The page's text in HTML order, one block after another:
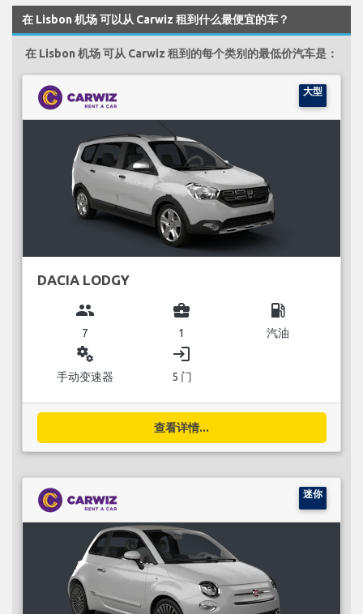
在 Lisbon 机场 可以从 Carwiz 租到什么最便宜的车？
在 Lisbon 机场 可从 Carwiz 租到的每个类别的最低价汽车是：
大型
DACIA LODGY
group
7
business_center
1
local_gas_station
汽油
miscellaneous_services
手动变速器
login
5 门
查看详情...
迷你